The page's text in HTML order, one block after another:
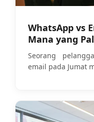
WhatsApp vs
Mana yang
Seorang
email pada Jumat